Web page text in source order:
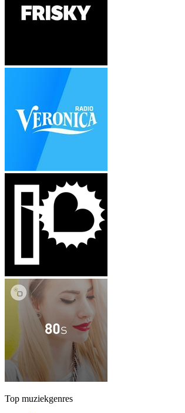
Top muziekgenres